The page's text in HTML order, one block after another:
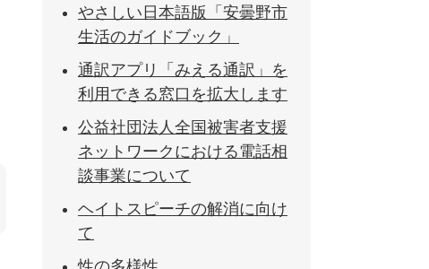
やさしい日本語版「安曇野市
生活のガイドブック」
通訳アプリ「みえる通訳」を
利用できる窓口を拡大します
公益社団法人全国被害者支援
ネットワークにおける電話相
談事業について
ヘイトスピーチの解消に向け
て